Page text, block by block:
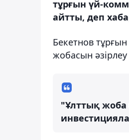
тұрғын үй-
айтты, деп
Бекетнов
жобасын
"Ұлттық жоба